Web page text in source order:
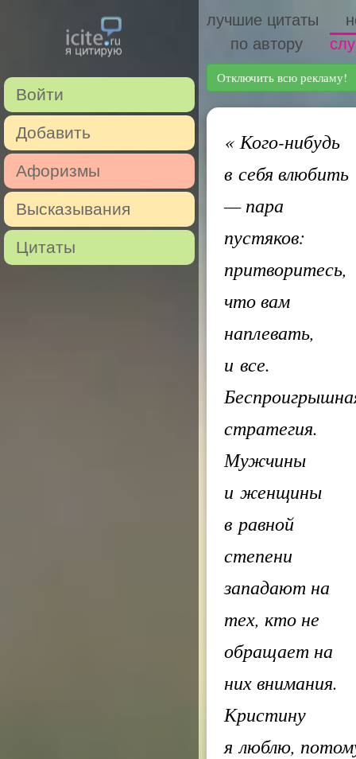
Войти
Добавить
Афоризмы
Высказывания
Цитаты
лучшие цитаты
по автору
Отключить всю рекламу!
«Кого-нибудь
в себя влюбить
— пара
пустяков:
притворитесь,
что вам
наплевать,
и все.
стратегия.
Мужчины
и женщины
в равной
степени
западают на
тех, кто не
обращает на
них внимания.
Кристину
я люблю,